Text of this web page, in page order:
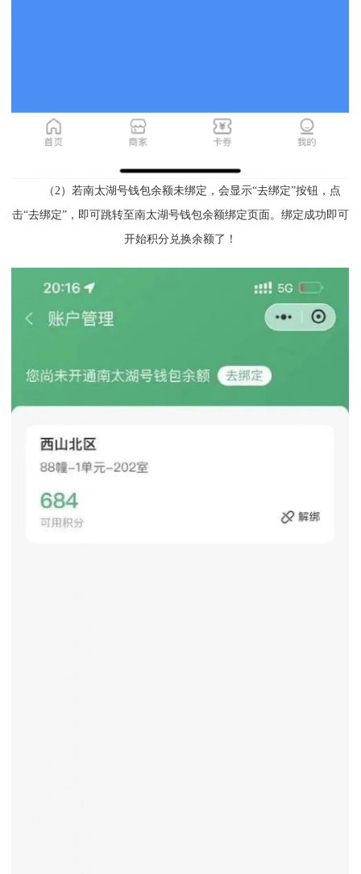
（2）若南太湖号钱包余额未绑定，会显示“去绑定”按钮，点
击“去绑定”，即可跳转至南太湖号钱包余额绑定页面。绑定成功即可
开始积分兑换余额了！